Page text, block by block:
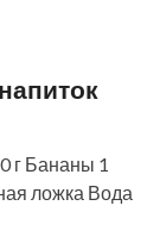
г Бананы 1
ложка Вода